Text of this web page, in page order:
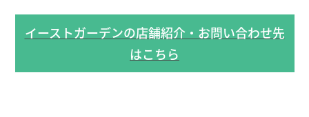
イーストガーデンの店舗紹介・お問い合わせ先
はこちら